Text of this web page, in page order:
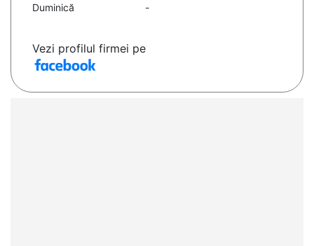
Duminică
-
Vezi profilul firmei pe